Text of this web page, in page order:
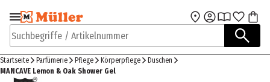
Zur Navigation
springen
Zum Hauptinhalt
Suchbegriffe / Artikelnummer
Startseite Parfümerie Pflege Körperpflege
Duschen
MANCAVE Lemon & Oak Shower Gel